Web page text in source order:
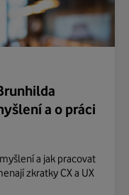
a o práci
a jak pracovat
zkratky CX a UX